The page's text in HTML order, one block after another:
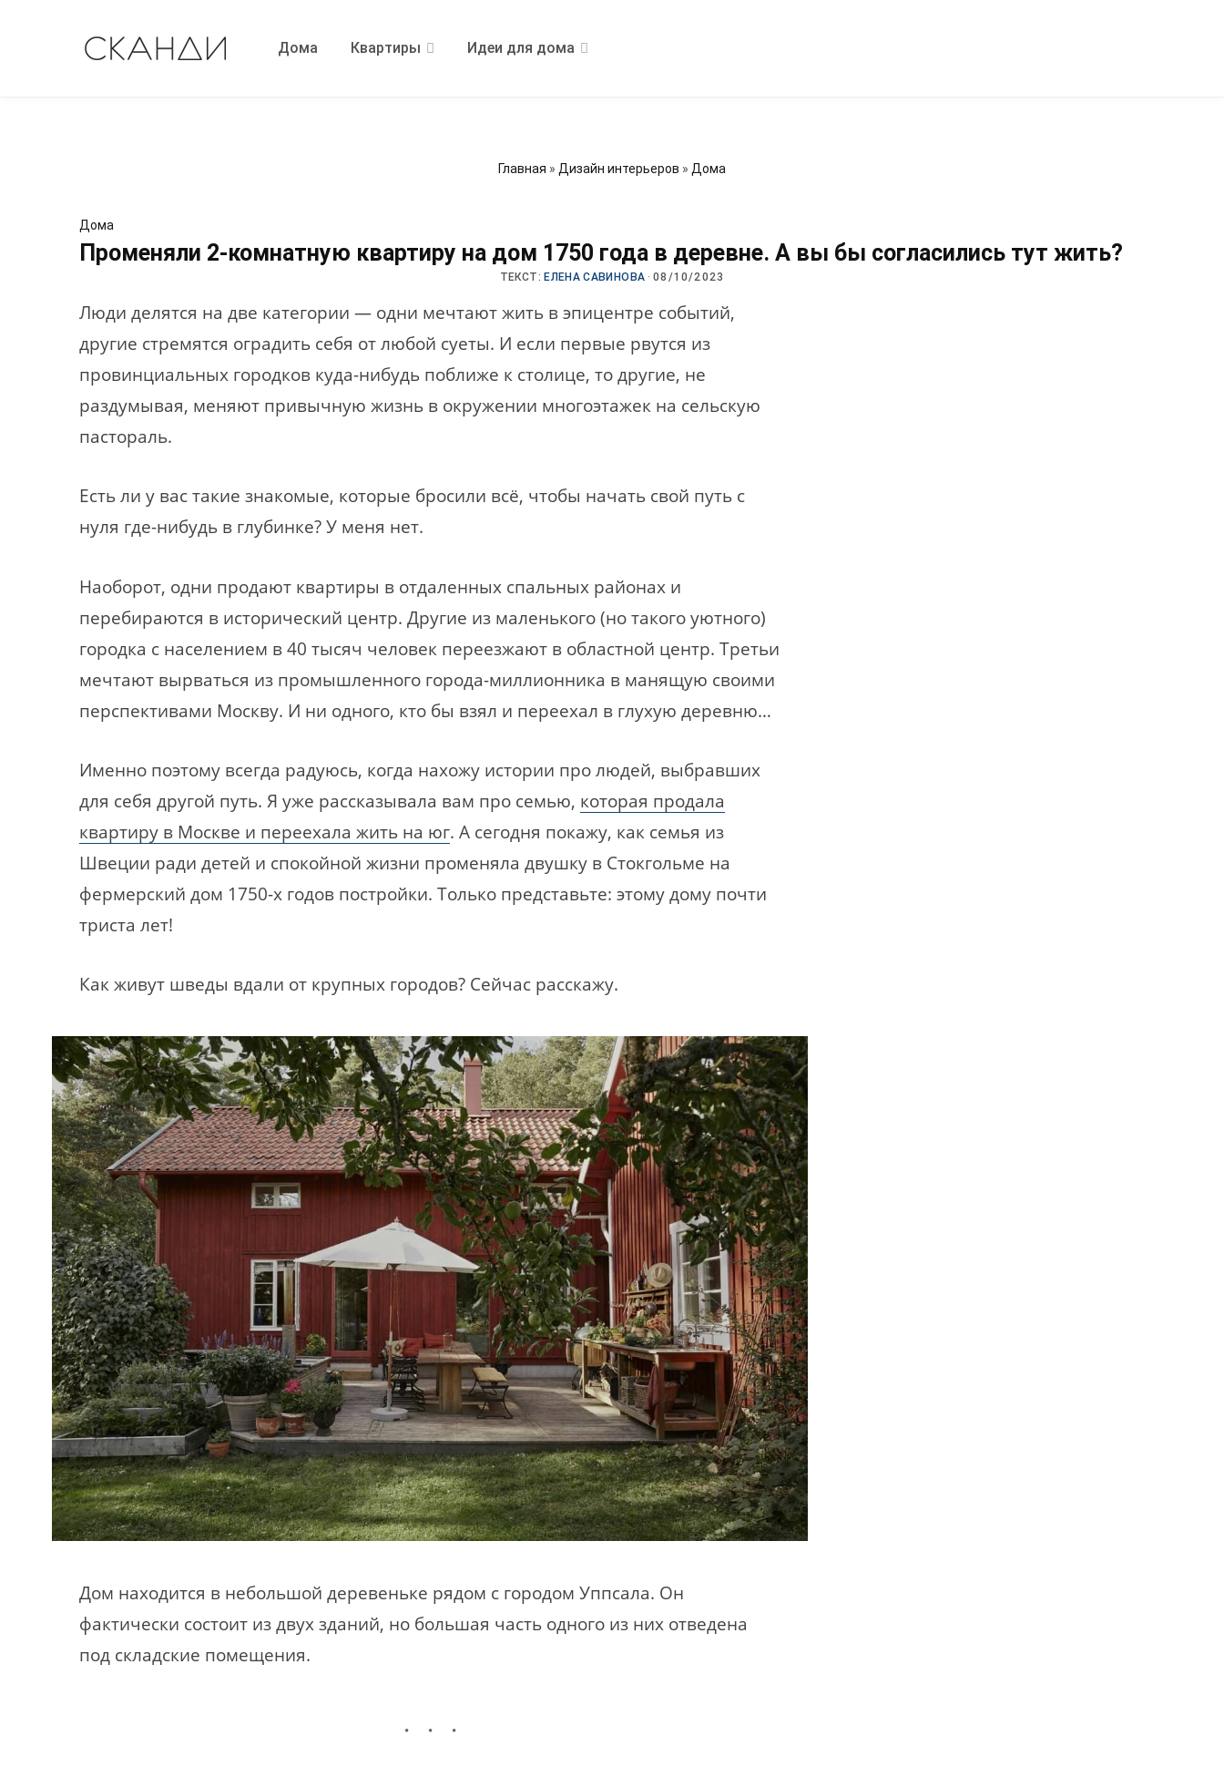
Дома Квартиры Идеи для дома
Главная » Дизайн интерьеров » Дома
Дома
Променяли 2-комнатную квартиру на дом 1750 года в деревне. А вы бы согласились тут жить?
ТЕКСТ: ЕЛЕНА САВИНОВА ·08/10/2023
Люди делятся на две категории — одни мечтают жить в эпицентре событий,
другие стремятся оградить себя от любой суеты. И если первые рвутся из
провинциальных городков куда-нибудь поближе к столице, то другие, не
раздумывая, меняют привычную жизнь в окружении многоэтажек на сельскую
пастораль.
Есть ли у вас такие знакомые, которые бросили всё, чтобы начать свой путь с
нуля где-нибудь в глубинке? У меня нет.
Наоборот, одни продают квартиры в отдаленных спальных районах и
перебираются в исторический центр. Другие из маленького (но такого уютного)
городка с населением в 40 тысяч человек переезжают в областной центр. Третьи
мечтают вырваться из промышленного города-миллионника в манящую своими
перспективами Москву. И ни одного, кто бы взял и переехал в глухую деревню…
Именно поэтому всегда радуюсь, когда нахожу истории про людей, выбравших
для себя другой путь. Я уже рассказывала вам про семью, которая продала
квартиру в Москве и переехала жить на юг. А сегодня покажу, как семья из
Швеции ради детей и спокойной жизни променяла двушку в Стокгольме на
фермерский дом 1750-х годов постройки. Только представьте: этому дому почти
триста лет!
Как живут шведы вдали от крупных городов? Сейчас расскажу.
Дом находится в небольшой деревеньке рядом с городом Уппсала. Он
фактически состоит из двух зданий, но большая часть одного из них отведена
под складские помещения.